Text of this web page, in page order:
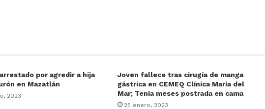
por agredir a hija
en Mazatlán
2023
Joven fallece tras cirugía de manga
gástrica en CEMEQ Clínica María del
Mar; Tenía meses postrada en cama
25 enero, 2023